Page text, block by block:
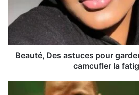
Beauté, Des astuces pour
camoufler la